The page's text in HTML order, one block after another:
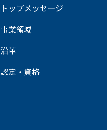
トップメッセージ
事業領域
沿革
認定・資格